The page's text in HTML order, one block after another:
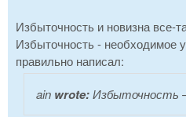
Избыточность и новизна все-
Избыточность - необходимое
правильно написал:
ain wrote:Избыточность